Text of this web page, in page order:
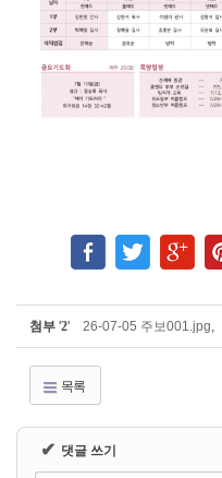
첨부 '2' 26-07-05 주보001.jpg,
목록
✔ 댓글 쓰기